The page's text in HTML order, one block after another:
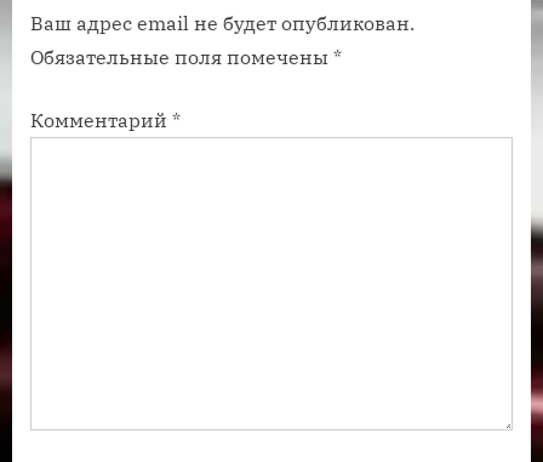
п
и
ь
п
и
ь
Ваш адрес email не будет опубликован.
Обязательные поля помечены *
Комментарий *